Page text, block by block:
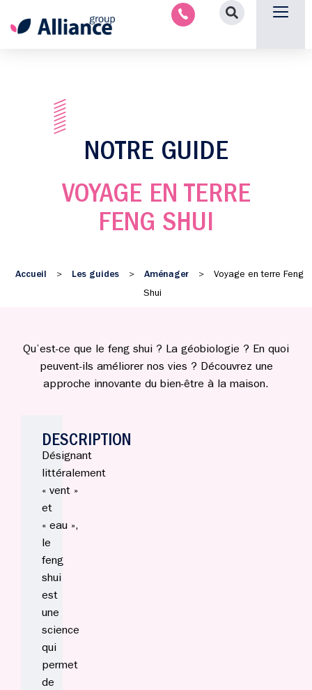
NOTRE GUIDE
VOYAGE EN TERRE
FENG SHUI
Accueil > Les guides > Aménager > Voyage en terre Feng
Shui
Qu’est-ce que le feng shui ? La géobiologie ? En quoi
peuvent-ils améliorer nos vies ? Découvrez une
approche innovante du bien-être à la maison.
DESCRIPTION
Désignant
littéralement
« vent »
et
« eau »,
le
feng
shui
est
une
science
qui
permet
de